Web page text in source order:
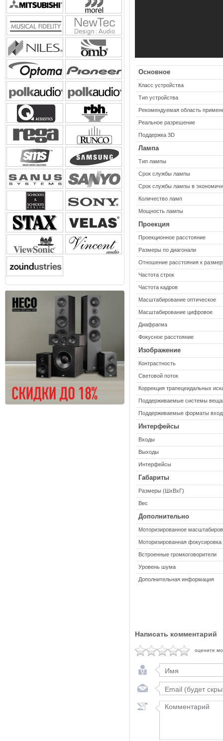
Основное
Класс устройства
Тип устройства
Рекомендуемая область
Реальное разрешение
Поддержка 3D
Лампа
Тип лампы
Срок службы лампы
Срок службы лампы в
Количество ламп
Мощность лампы
Проекция
Проекционное расстояние
Размеры по диагонали
Отношение расстояния к
Частота строк
Частота кадров
Масштабирование оптическое
Масштабирование цифровое
Диафрагма
Фокусное расстояние
Изображение
Контрастность
Световой поток
Коррекция трапецеидальных
Поддерживаемые системы
Поддерживаемые форматы
Интерфейсы
Входы
Выходы
Интерфейсы
Габариты
Размеры (ШxВxГ)
Вес
Дополнительно
Моторизированное
Моторизированная фокусировка
Встроенные громкоговорители
Уровень шума
Дополнительная информация
Написать комментарий
оцените